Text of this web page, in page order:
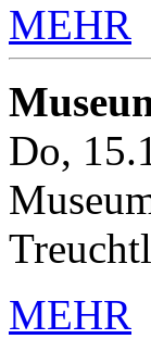
MEHR
Do,
MEHR